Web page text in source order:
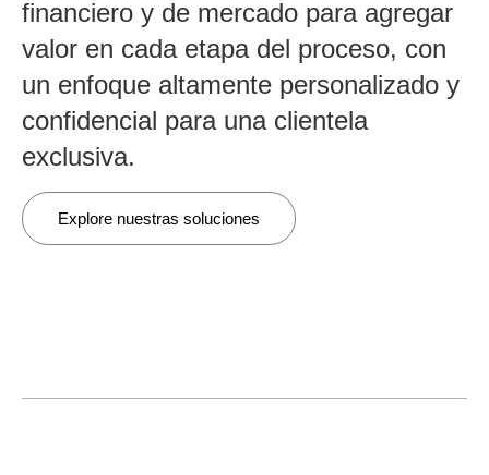
financiero y de mercado para agregar
valor en cada etapa del proceso, con
un enfoque altamente personalizado y
confidencial para una clientela
exclusiva.
Explore nuestras soluciones